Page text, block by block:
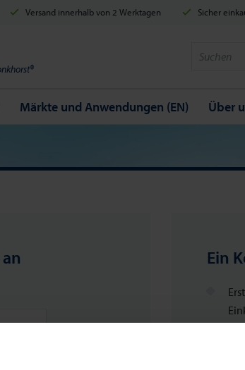
Versand innerhalb von 2 Werktagen Sicher
Märkte und Anwendungen (EN) Über
Ein